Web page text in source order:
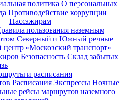
политика О персональных
Противодействие коррупции
Пассажирам
пользования наземным
Северный и Южный речные
«Московский транспорт»
Безопасность Склад забытых
и расписания
Расписания Экспрессы Ночные
рейсы маршрутов наземного